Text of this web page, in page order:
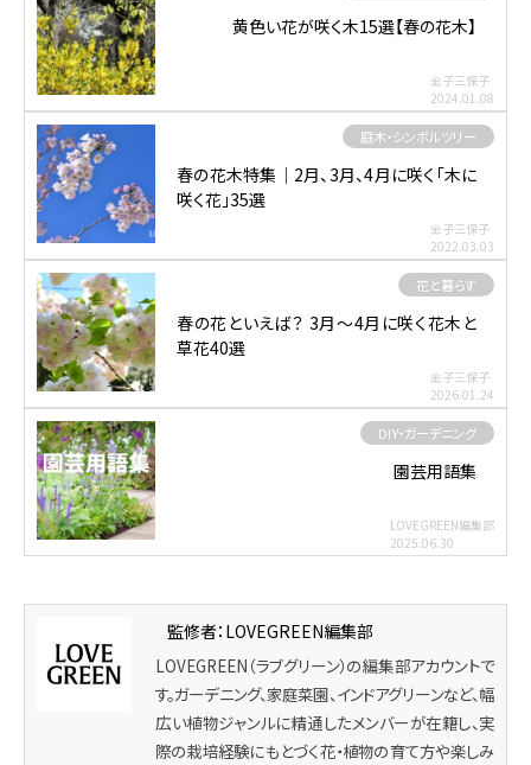
黄色い花が咲く木15選【春の花木】
金子三保子
2024.01.08
庭木・シンボルツリー
春の花木特集｜2月、3月、4月に咲く「木に
咲く花」35選
金子三保子
2022.03.03
花と暮らす
春の花といえば？ 3月～4月に咲く花木と
草花40選
金子三保子
2026.01.24
DIY・ガーデニング
園芸用語集
LOVEGREEN編集部
2025.06.30
監修者：LOVEGREEN編集部
LOVEGREEN（ラブグリーン）の編集部アカウントで
す。ガーデニング、家庭菜園、インドアグリーンなど、幅
広い植物ジャンルに精通したメンバーが在籍し、実
際の栽培経験にもとづく花・植物の育て方や楽しみ